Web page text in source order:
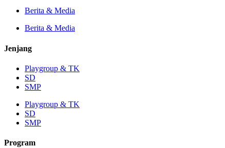
Berita & Media
Berita & Media
Jenjang
Playgroup & TK
SD
SMP
Playgroup & TK
SD
SMP
Program